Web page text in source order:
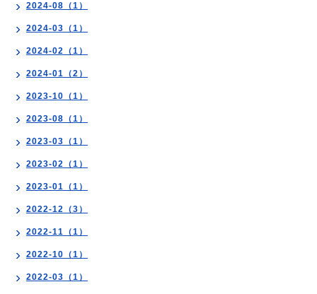
2024-08（1）
2024-03（1）
2024-02（1）
2024-01（2）
2023-10（1）
2023-08（1）
2023-03（1）
2023-02（1）
2023-01（1）
2022-12（3）
2022-11（1）
2022-10（1）
2022-03（1）